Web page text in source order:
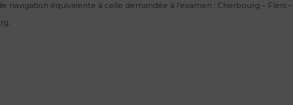
navigation équivalente à celle demandée à l’examen : Cherbourg – Flers –